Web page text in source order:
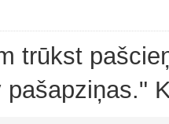
trūkst